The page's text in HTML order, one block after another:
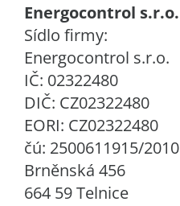
Energocontrol s.r.o.
Sídlo firmy:
Energocontrol s.r.o.
IČ: 02322480
DIČ: CZ02322480
EORI: CZ02322480
čú: 2500611915/2010
Brněnská 456
664 59 Telnice